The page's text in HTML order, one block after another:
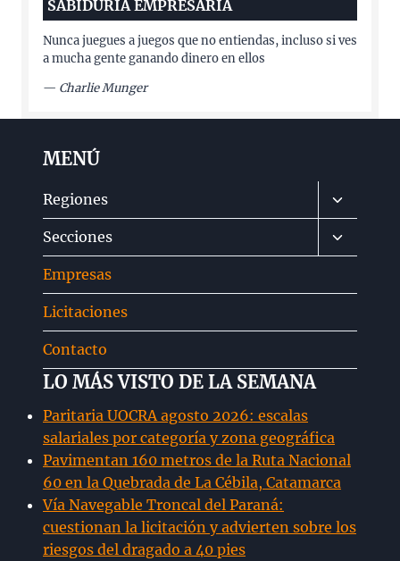
SABIDURÍA EMPRESARIA
Nunca juegues a juegos que no entiendas, incluso si ves
a mucha gente ganando dinero en ellos
— Charlie Munger
MENÚ
Regiones
Alternar
menú
hijo
Secciones
Alternar
menú
Empresas
Licitaciones
Contacto
LO MÁS VISTO DE LA SEMANA
Paritaria UOCRA agosto 2026: escalas
salariales por categoría y zona geográfica
Pavimentan 160 metros de la Ruta Nacional
60 en la Quebrada de La Cébila, Catamarca
Vía Navegable Troncal del Paraná:
cuestionan la licitación y advierten sobre los
riesgos del dragado a 40 pies